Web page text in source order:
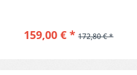
159,00 € * 172,80 € *